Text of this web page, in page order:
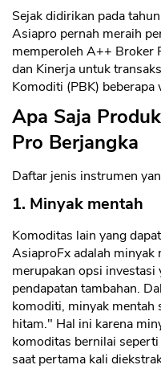
Sejak didirikan pada
Asiapro pernah meraih
memperoleh A++ Broker
dan Kinerja untuk
Komoditi (PBK) beberapa
Apa Saja
Pro Berjangka
Daftar jenis instrumen
1. Minyak mentah
Komoditas lain yang
AsiaproFx adalah minyak
merupakan opsi
pendapatan tambahan.
komoditi, minyak mentah
hitam." Hal ini karena
komoditas bernilai
saat pertama kali